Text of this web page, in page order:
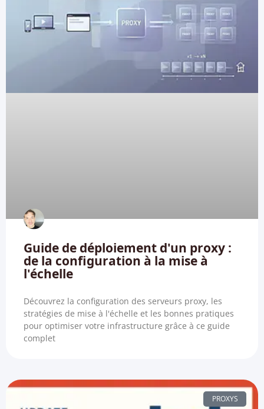
Guide de déploiement d'un proxy :
de la configuration à la mise à
l'échelle
Découvrez la configuration des serveurs proxy, les
stratégies de mise à l'échelle et les bonnes pratiques
pour optimiser votre infrastructure grâce à ce guide
complet
PROXYS